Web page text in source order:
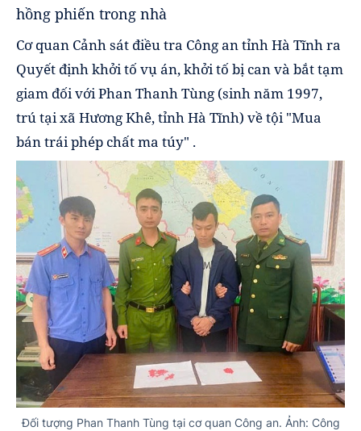
hồng phiến trong nhà
Cơ quan Cảnh sát điều tra Công an tỉnh Hà Tĩnh ra
Quyết định khởi tố vụ án, khởi tố bị can và bắt tạm
giam đối với Phan Thanh Tùng (sinh năm 1997,
trú tại xã Hương Khê, tỉnh Hà Tĩnh) về tội "Mua
bán trái phép chất ma túy" .
Đối tượng Phan Thanh Tùng tại cơ quan Công an. Ảnh: Công